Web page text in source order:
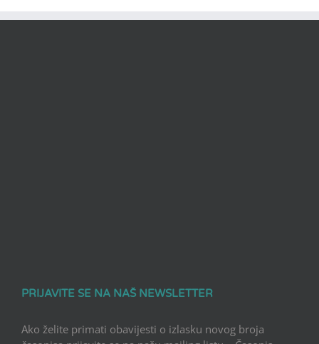
PRIJAVITE SE NA NAŠ NEWSLETTER
Ako želite primati obavijesti o izlasku novog broja